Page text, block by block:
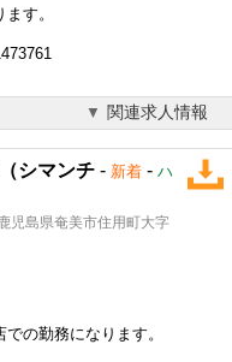
す。
関連求人情報
シマンチ - 新着 - ハ
児島県奄美市住用町大字
の勤務になります。